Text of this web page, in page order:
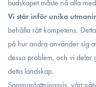
budskapet måste nå alla
Vi står inför unika
behålla rätt kompetens.
på hur andra använder sig
dessa problem, och vi delar
detta landskap.
Sammanfattningsvis, vårt